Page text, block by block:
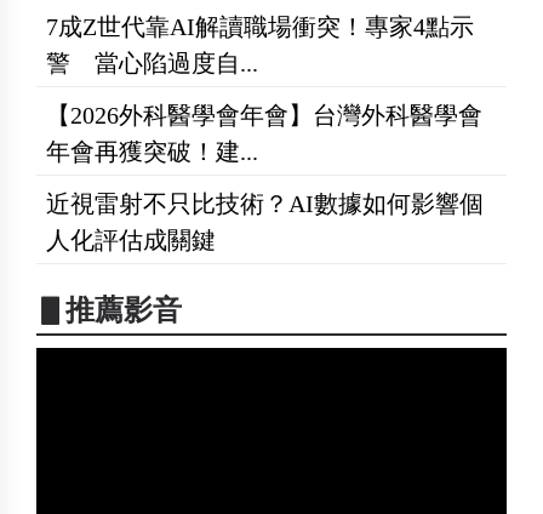
7成Z世代靠AI解讀職場衝突！專家4點示
警 當心陷過度自...
【2026外科醫學會年會】台灣外科醫學會
年會再獲突破！建...
近視雷射不只比技術？AI數據如何影響個
人化評估成關鍵
▋推薦影音